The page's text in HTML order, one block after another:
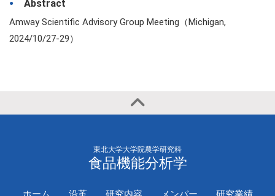
Abstract
Amway Scientific Advisory Group Meeting（Michigan,
2024/10/27-29）
東北大学大学院農学研究科
食品機能分析学